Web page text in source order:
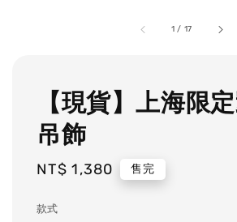
1 / 17
【現貨】上海限
吊飾
Regular
NT$ 1,380 售完
款式